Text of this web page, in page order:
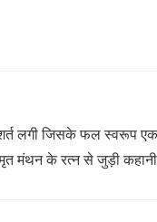
लगी जिसके फल स्वरूप एक
मंथन के रत्न से जुड़ी कहानी